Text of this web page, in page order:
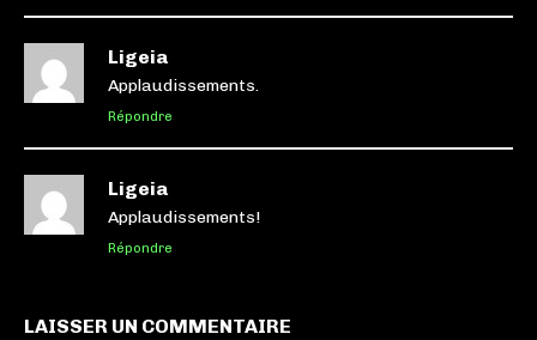
Ligeia
Applaudissements.
Répondre
Ligeia
Applaudissements!
Répondre
LAISSER UN COMMENTAIRE